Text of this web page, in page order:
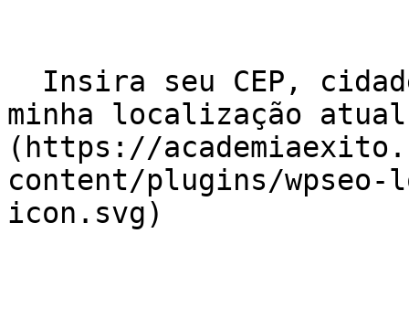
minha localização
(https://
content/plugins/
icon.svg)